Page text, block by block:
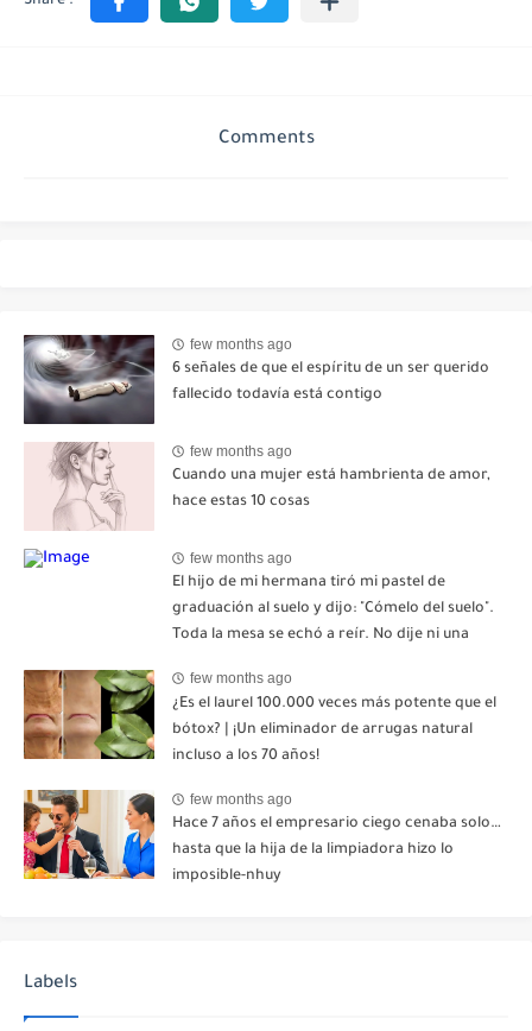
Comments
few months ago
6 señales de que el espíritu de un ser querido
fallecido todavía está contigo
few months ago
Cuando una mujer está hambrienta de amor,
hace estas 10 cosas
few months ago
El hijo de mi hermana tiró mi pastel de
graduación al suelo y dijo: "Cómelo del suelo".
Toda la mesa se echó a reír. No dije ni una
un mensaje: "Hemos decidido cortar todo
contacto. Aléjate para siempre"-nhuy
few months ago
¿Es el laurel 100.000 veces más potente que el
bótox? | ¡Un eliminador de arrugas natural
incluso a los 70 años!
few months ago
Hace 7 años el empresario ciego cenaba solo…
hasta que la hija de la limpiadora hizo lo
imposible-nhuy
Labels